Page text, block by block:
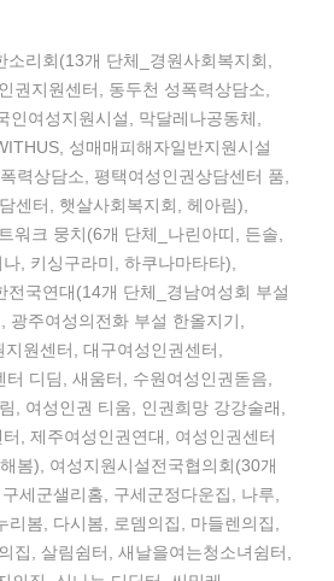
소리회(13개 단체_경원사회복지회,
권지원센터, 동두천 성폭력상담소,
인여성지원시설, 막달레나공동체,
성매매피해자일반지원시설
력상담소, 평택여성인권상담센터 품,
센터, 햇살사회복지회, 헤아림),
워크 뭉치(6개 단체_나린아띠, 든솔,
, 키싱구라미, 하쿠나마타타),
전국연대(14개 단체_경남여성회 부설
광주여성의전화 부설 한올지기,
원센터, 대구여성인권센터,
디딤, 새움터, 수원여성인권돋음,
, 여성인권 티움, 인권희망 강강술래,
, 제주여성인권연대, 여성인권센터
봄), 여성지원시설전국협의회(30개
세군샐리홈, 구세군정다운집, 나루,
리봄, 다시봄, 로뎀의집, 마들렌의집,
집, 살림쉼터, 새날을여는청소녀쉼터,